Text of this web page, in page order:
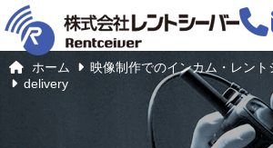
ホーム
映像制作でのインカム・レン
delivery